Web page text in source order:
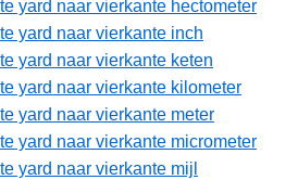
yard naar vierkante hectometer
yard naar vierkante inch
yard naar vierkante keten
yard naar vierkante kilometer
yard naar vierkante meter
yard naar vierkante micrometer
yard naar vierkante mijl